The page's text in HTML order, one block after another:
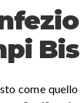
come